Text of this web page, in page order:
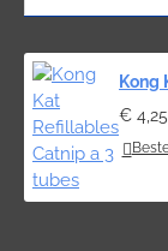
Kong
€ 4,25